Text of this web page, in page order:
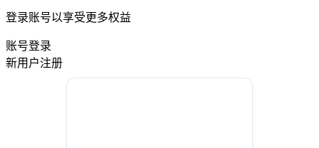
登录账号以享受更多权益
账号登录
新用户注册